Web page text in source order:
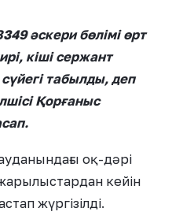
әскери бөлімі өрт
кіші сержант
табылды, деп
Қорғаныс
оқ-дәрі
кейін
жүргізілді.